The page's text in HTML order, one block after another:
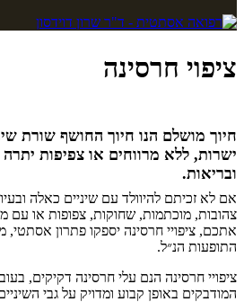
ציפוי חרסינה
חיוך מושלם הנו חיוך החושף שורת
ישרות, ללא מרווחים או צפיפות יתרה
ובריאות.
אם לא זכיתם להיוולד עם שיניים כאלה
צהובות, מוכתמות, שחוקות, צפופות או עם
אתכם, ציפויי חרסינה יספקו פתרון אסתטי,
התופעות הנ״ל.
המודבקים באופן קבוע ומדויק על גבי